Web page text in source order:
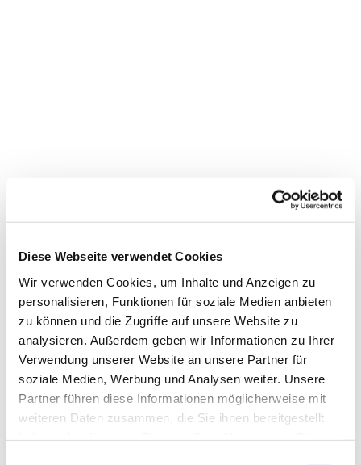
Diese Webseite verwendet Cookies
Wir verwenden Cookies, um Inhalte und Anzeigen zu
personalisieren, Funktionen für soziale Medien anbieten
zu können und die Zugriffe auf unsere Website zu
analysieren. Außerdem geben wir Informationen zu Ihrer
Verwendung unserer Website an unsere Partner für
soziale Medien, Werbung und Analysen weiter. Unsere
Partner führen diese Informationen möglicherweise mit
weiteren Daten zusammen, die Sie ihnen bereitgestellt
Dies könnte Sie auch
interessieren